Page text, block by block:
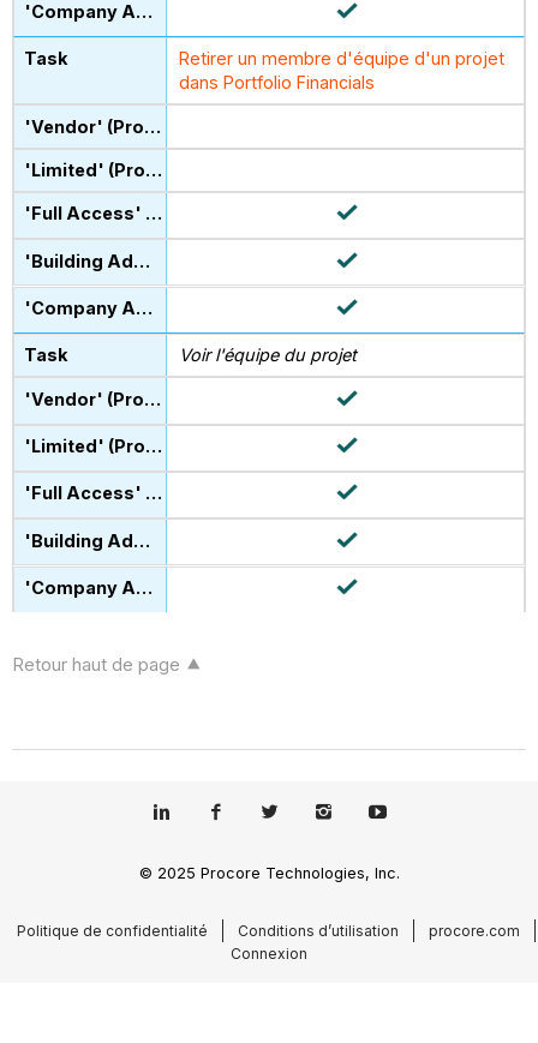
Retirer un membre d'équipe d'un projet
dans Portfolio Financials
Voir l'équipe du projet
Retour haut de page
© 2025 Procore Technologies, Inc.
Politique de confidentialité Conditions d’utilisation
procore.com
Connexion